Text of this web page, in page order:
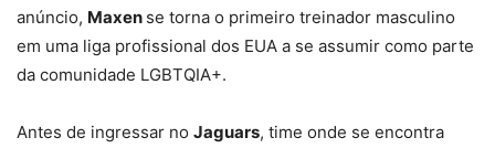
anúncio, Maxen se torna o primeiro treinador masculino
em uma liga profissional dos EUA a se assumir como parte
da comunidade LGBTQIA+.
Antes de ingressar no Jaguars, time onde se encontra